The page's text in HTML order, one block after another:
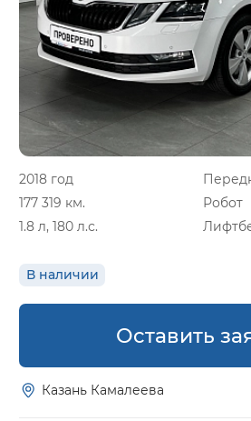
2018 год
177 319 км.
Робот
1.8 л, 180 л.с.
В наличии
Оставить
Казань Камалеева